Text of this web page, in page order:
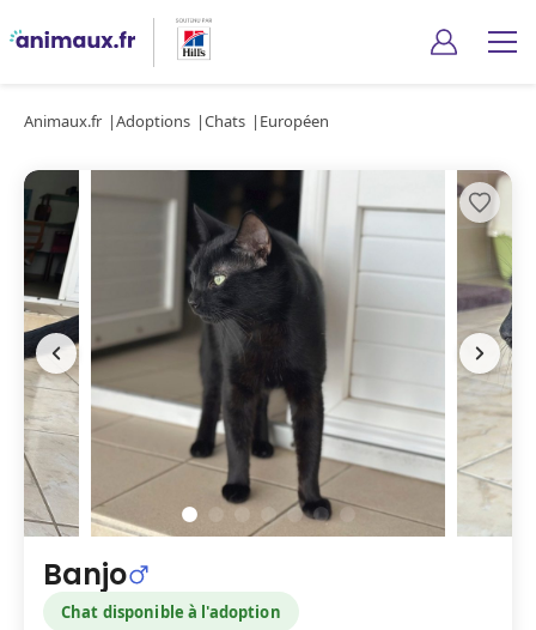
Animaux.fr Adoptions Chats Européen
Banjo
Chat disponible à l'adoption